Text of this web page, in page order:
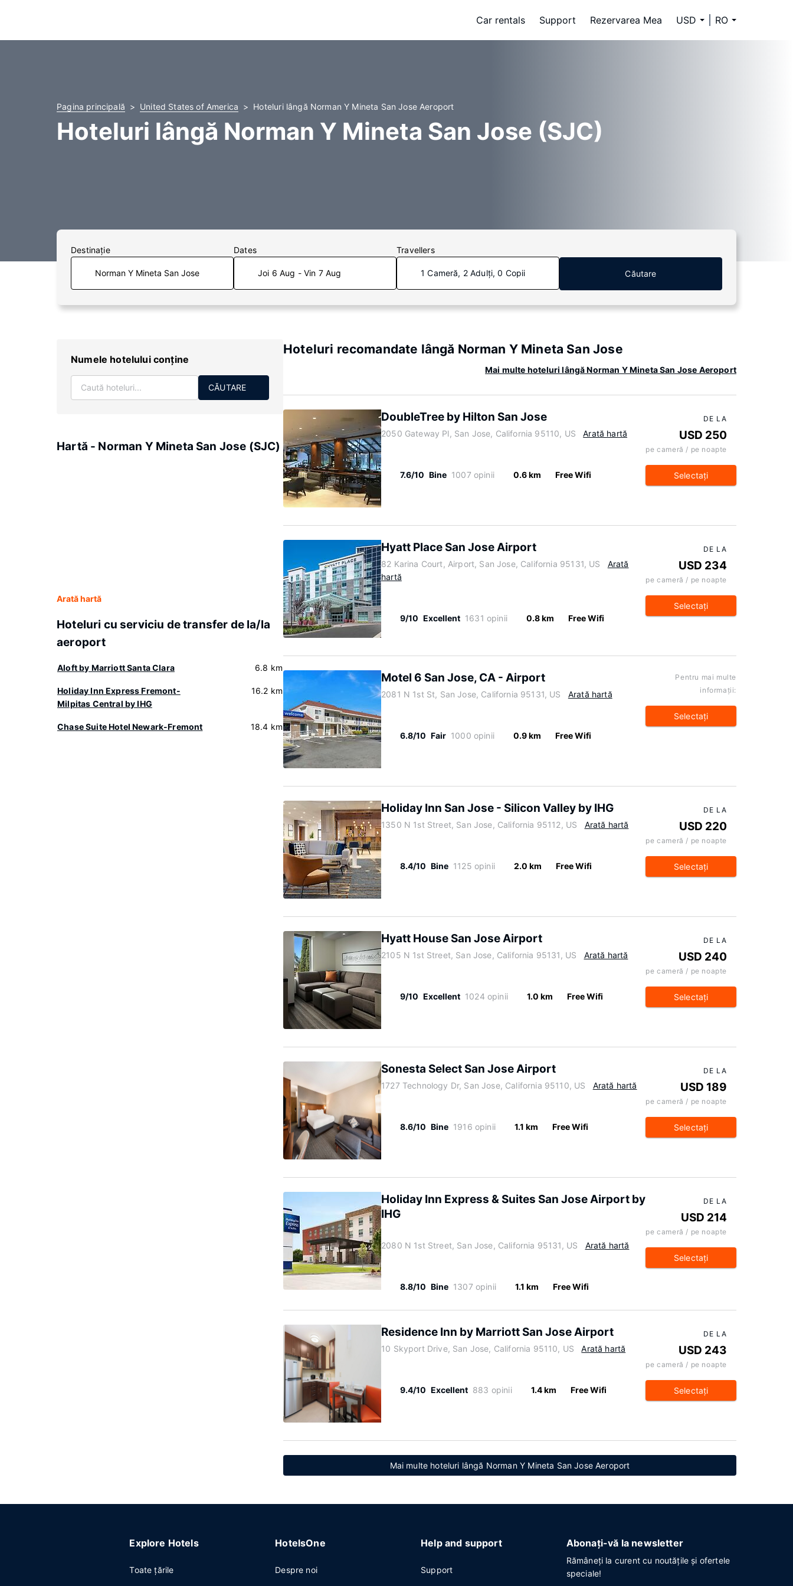
Car rentals Support Rezervarea Mea USD RO
Pagina principală United States of America Hoteluri lângă Norman Y Mineta San Jose Aeroport
Hoteluri lângă Norman Y Mineta San Jose (SJC)
Destinaţie Dates
Joi 6 Aug - Vin 7 Aug
Travellers
1 Cameră, 2 Adulți, 0 Copii Căutare
Numele hotelului conţine
CĂUTARE
Hartă - Norman Y Mineta San Jose (SJC)
Arată hartă
Hoteluri cu serviciu de transfer de la/la
aeroport
Aloft by Marriott Santa Clara 6.8 km
Holiday Inn Express Fremont-
Milpitas Central by IHG
16.2 km
Chase Suite Hotel Newark-Fremont 18.4 km
Hoteluri recomandate lângă Norman Y Mineta San Jose
Mai multe hoteluri lângă Norman Y Mineta San Jose Aeroport
DoubleTree by Hilton San Jose
2050 Gateway Pl, San Jose, California 95110, US Arată hartă
7.6/10 Bine 1007 opinii 0.6 km Free Wifi
DE LA
USD 250
pe cameră / pe noapte
Selectaţi
Hyatt Place San Jose Airport
82 Karina Court, Airport, San Jose, California 95131, US
Arată
hartă
9/10 Excellent 1631 opinii 0.8 km Free Wifi
DE LA
USD 234
pe cameră / pe noapte
Selectaţi
Motel 6 San Jose, CA - Airport
2081 N 1st St, San Jose, California 95131, US Arată hartă
6.8/10 Fair 1000 opinii 0.9 km Free Wifi
Pentru mai multe
informaţii:
Selectaţi
Holiday Inn San Jose - Silicon Valley by IHG
1350 N 1st Street, San Jose, California 95112, US Arată hartă
8.4/10 Bine 1125 opinii 2.0 km Free Wifi
DE LA
USD 220
pe cameră / pe noapte
Selectaţi
Hyatt House San Jose Airport
2105 N 1st Street, San Jose, California 95131, US Arată hartă
9/10 Excellent 1024 opinii 1.0 km Free Wifi
DE LA
USD 240
pe cameră / pe noapte
Selectaţi
Sonesta Select San Jose Airport
1727 Technology Dr, San Jose, California 95110, US Arată hartă
8.6/10 Bine 1916 opinii 1.1 km Free Wifi
DE LA
USD 189
pe cameră / pe noapte
Selectaţi
Holiday Inn Express & Suites San Jose Airport by
IHG
2080 N 1st Street, San Jose, California 95131, US Arată hartă
8.8/10 Bine 1307 opinii 1.1 km Free Wifi
DE LA
USD 214
pe cameră / pe noapte
Selectaţi
Residence Inn by Marriott San Jose Airport
10 Skyport Drive, San Jose, California 95110, US Arată hartă
9.4/10 Excellent 883 opinii 1.4 km Free Wifi
DE LA
USD 243
pe cameră / pe noapte
Selectaţi
Mai multe hoteluri lângă Norman Y Mineta San Jose Aeroport
Explore Hotels
Toate ţările
HotelsOne
Despre noi
Help and support
Support
Abonați-vă la newsletter
Rămâneți la curent cu noutățile și ofertele
speciale!